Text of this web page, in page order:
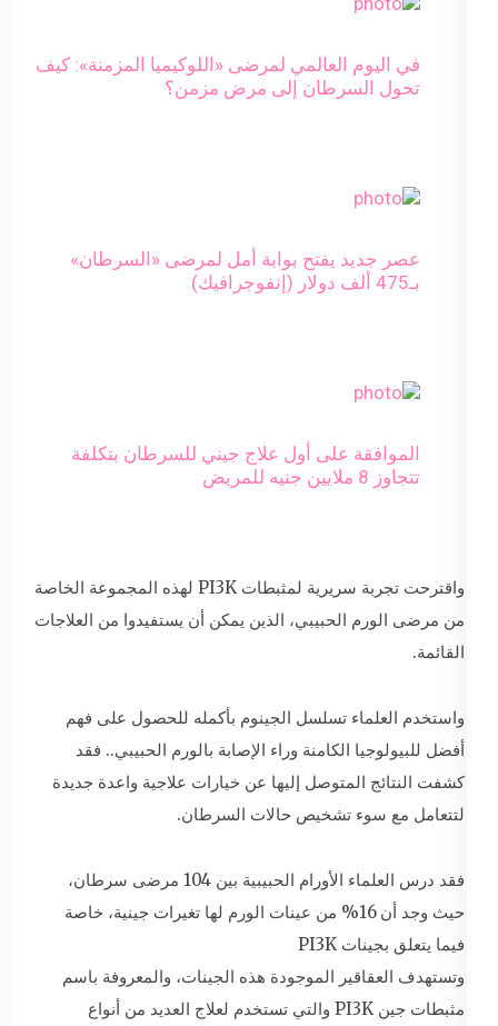
في اليوم العالمي لمرضى «اللوكيميا المزمنة»: كيف
تحول السرطان إلى مرض مزمن؟
عصر جديد يفتح بوابة أمل لمرضى «السرطان»
بـ475 ألف دولار (إنفوجرافيك)
الموافقة على أول علاج جيني للسرطان بتكلفة
تتجاوز 8 ملايين جنيه للمريض
واقترحت تجربة سريرية لمثبطات PI3K لهذه المجموعة الخاصة
من مرضى الورم الحبيبي، الذين يمكن أن يستفيدوا من العلاجات
القائمة.
واستخدم العلماء تسلسل الجينوم بأكمله للحصول على فهم
أفضل للبيولوجيا الكامنة وراء الإصابة بالورم الحبيبي.. فقد
كشفت النتائج المتوصل إليها عن خيارات علاجية واعدة جديدة
لتتعامل مع سوء تشخيص حالات السرطان.
فقد درس العلماء الأورام الحبيبية بين 104 مرضى سرطان،
حيث وجد أن 16% من عينات الورم لها تغيرات جينية، خاصة
فيما يتعلق بجينات PI3K
وتستهدف العقاقير الموجودة هذه الجينات، والمعروفة باسم
مثبطات جين PI3K والتي تستخدم لعلاج العديد من أنواع